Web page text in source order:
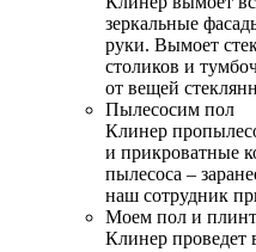
зеркальные
руки. Вымоет
столиков и
от вещей
Пылесосим пол
Клинер
и прикроватные
пылесоса –
наш сотрудник
Моем пол и
Клинер проведет